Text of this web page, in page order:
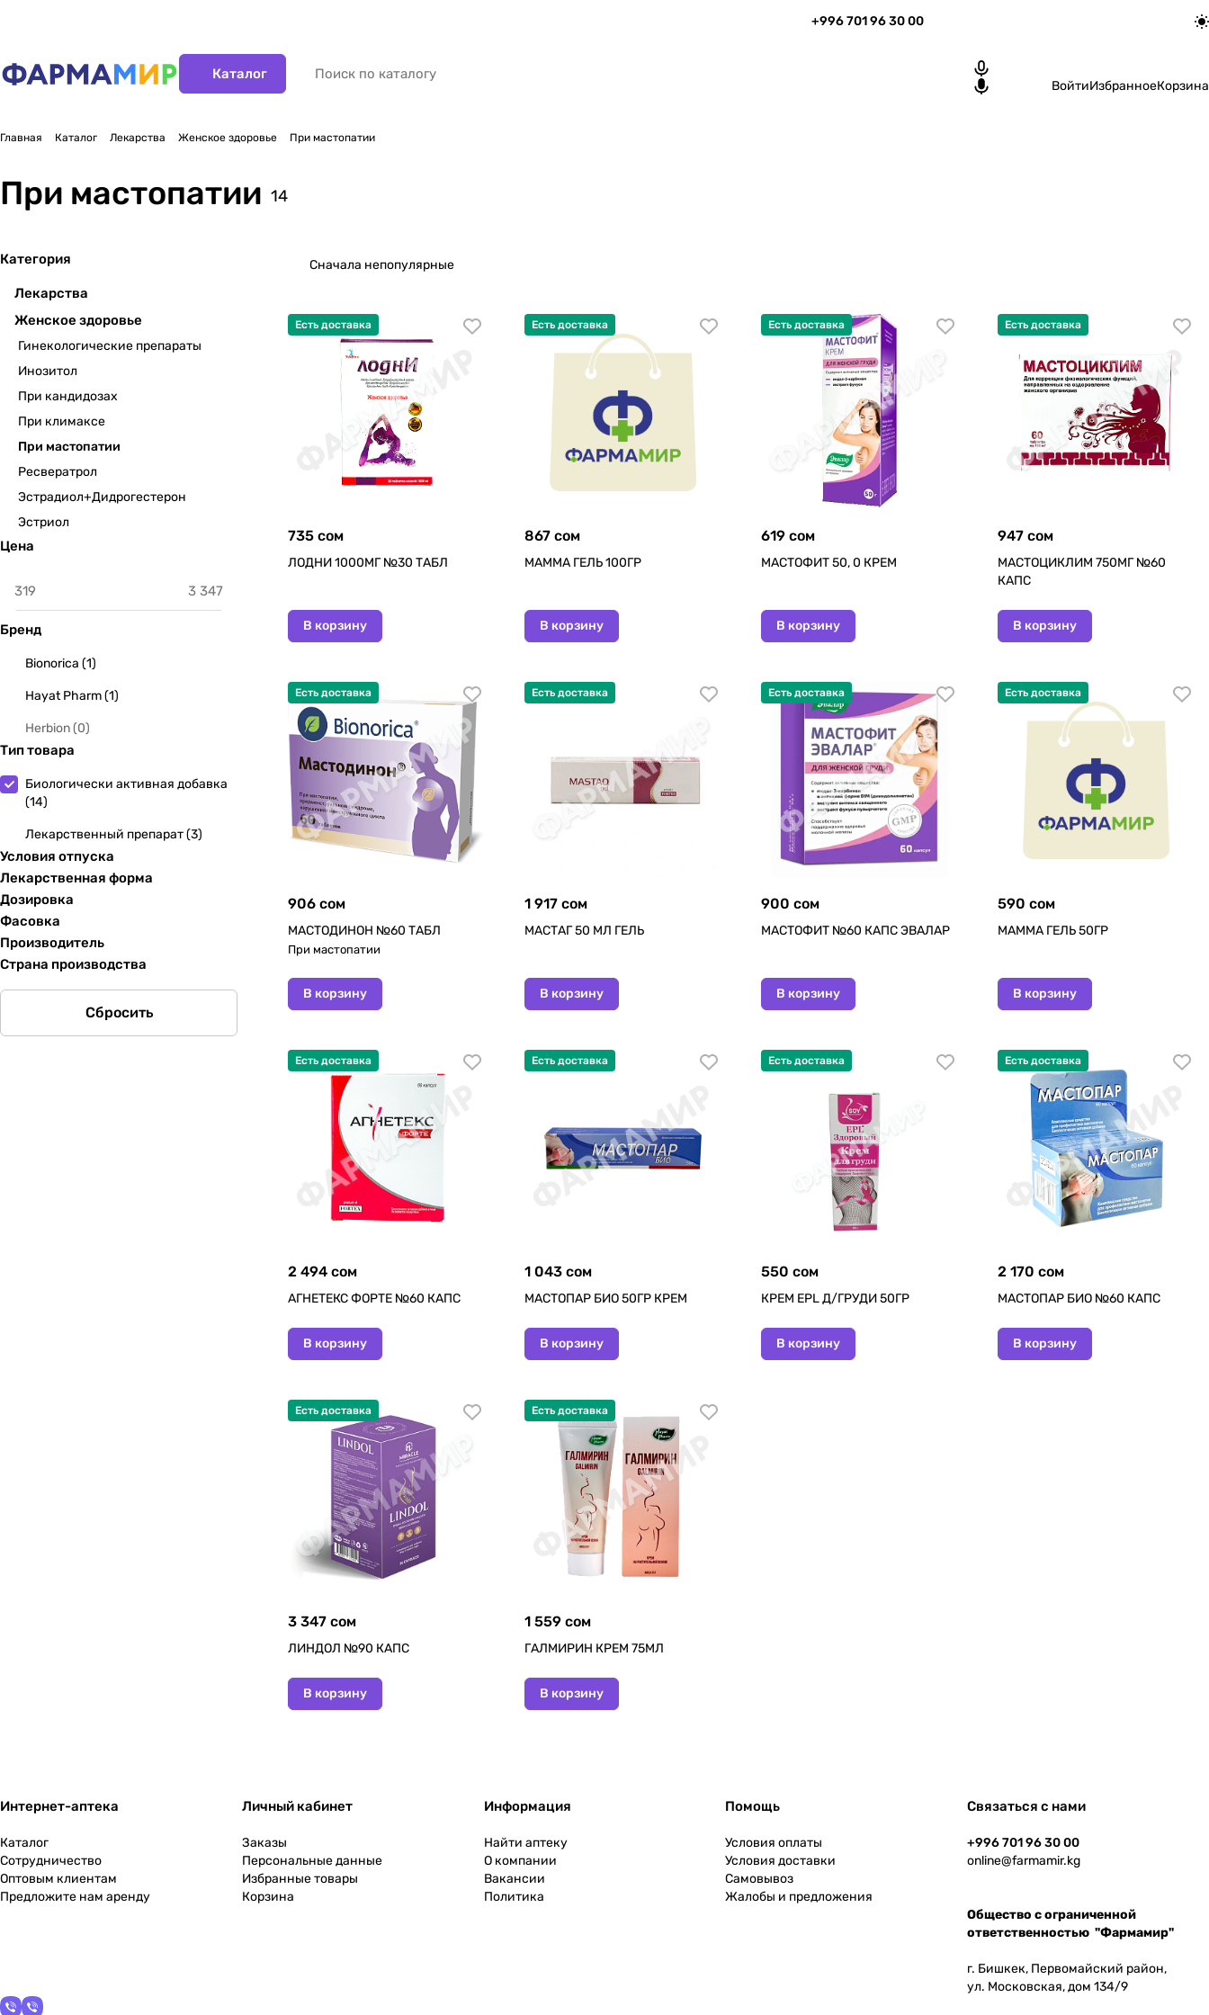
+996 701 96 30 00
Каталог
ВойтиИзбранноеКорзина
Главная Каталог Лекарства Женское здоровье При мастопатии
При мастопатии 14
Сначала непопулярные
Есть доставка
735 сом
ЛОДНИ 1000МГ №30 ТАБЛ
В корзину
Есть доставка
867 сом
МАММА ГЕЛЬ 100ГР
В корзину
Есть доставка
619 сом
МАСТОФИТ 50, 0 КРЕМ
В корзину
Есть доставка
947 сом
МАСТОЦИКЛИМ 750МГ №60
КАПС
В корзину
Есть доставка
906 сом
МАСТОДИНОН №60 ТАБЛ
При мастопатии
В корзину
Есть доставка
1 917 сом
МАСТАГ 50 МЛ ГЕЛЬ
В корзину
Есть доставка
900 сом
МАСТОФИТ №60 КАПС ЭВАЛАР
В корзину
Есть доставка
590 сом
МАММА ГЕЛЬ 50ГР
В корзину
Есть доставка
2 494 сом
АГНЕТЕКС ФОРТЕ №60 КАПС
В корзину
Есть доставка
1 043 сом
МАСТОПАР БИО 50ГР КРЕМ
В корзину
Есть доставка
550 сом
КРЕМ EPL Д/ГРУДИ 50ГР
В корзину
Есть доставка
2 170 сом
МАСТОПАР БИО №60 КАПС
В корзину
Есть доставка
3 347 сом
ЛИНДОЛ №90 КАПС
В корзину
Есть доставка
1 559 сом
ГАЛМИРИН КРЕМ 75МЛ
В корзину
Категория
Лекарства
Женское здоровье
Гинекологические препараты
Инозитол
При кандидозах
При климаксе
При мастопатии
Ресвератрол
Эстрадиол+Дидрогестерон
Эстриол
Цена
Бренд
Bionorica (1)
Hayat Pharm(1)
Herbion(0)
Тип товара
Биологически активная добавка
(14)
Лекарственный препарат(3)
Условия отпуска
Лекарственная форма
Дозировка
Фасовка
Производитель
Страна производства
Сбросить
Интернет-аптека
Каталог
Сотрудничество
Оптовым клиентам
Предложите нам аренду
Личный кабинет
Заказы
Персональные данные
Избранные товары
Корзина
Информация
Найти аптеку
О компании
Вакансии
Политика
Помощь
Условия оплаты
Условия доставки
Самовывоз
Жалобы и предложения
Связаться с нами
+996 701 96 30 00
online@farmamir.kg
Общество с ограниченной
ответственностью "Фармамир"
г. Бишкек, Первомайский район,
ул. Московская, дом 134/9